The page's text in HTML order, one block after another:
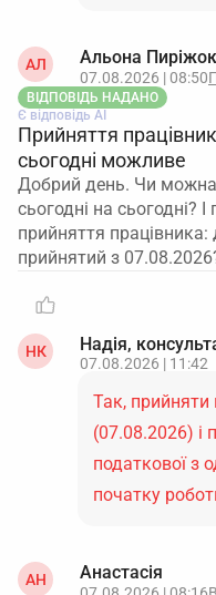
АЛ Альона Пиріжок
07.08.2026 | 08:50
ВІДПОВІДЬ НАДАНО
Є відповідь АІ
Прийняття
сьогодні можливе
Добрий день. Чи можна
сьогодні на сьогодні?
прийняття
прийнятий з
НК Надія,
07.08.2026 | 11:42
Так, прийняти
(07.08.2026) і
податкової з
початку
АН Анастасія